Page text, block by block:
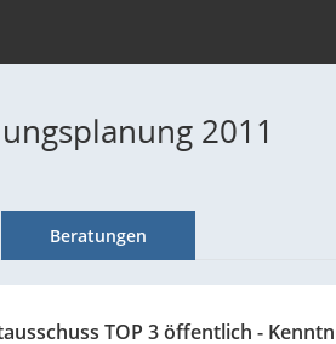
2011
Beratungen
TOP 3 öffentlich -